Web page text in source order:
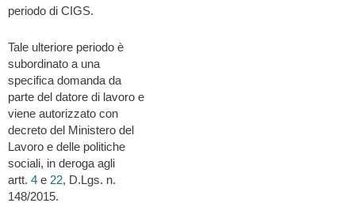
periodo di CIGS.
Tale ulteriore periodo è
subordinato a una
specifica domanda da
parte del datore di lavoro e
viene autorizzato con
decreto del Ministero del
Lavoro e delle politiche
sociali, in deroga agli
artt. 4 e 22, D.Lgs. n.
148/2015.